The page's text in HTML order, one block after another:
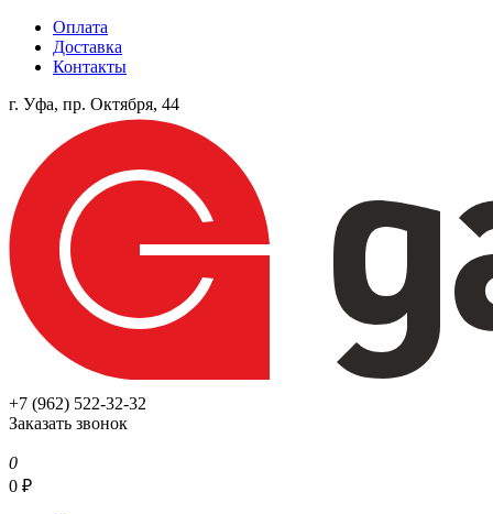
Оплата
Доставка
Контакты
г. Уфа, пр. Октября, 44
+7 (962) 522-32-32
Заказать звонок
0
0 ₽